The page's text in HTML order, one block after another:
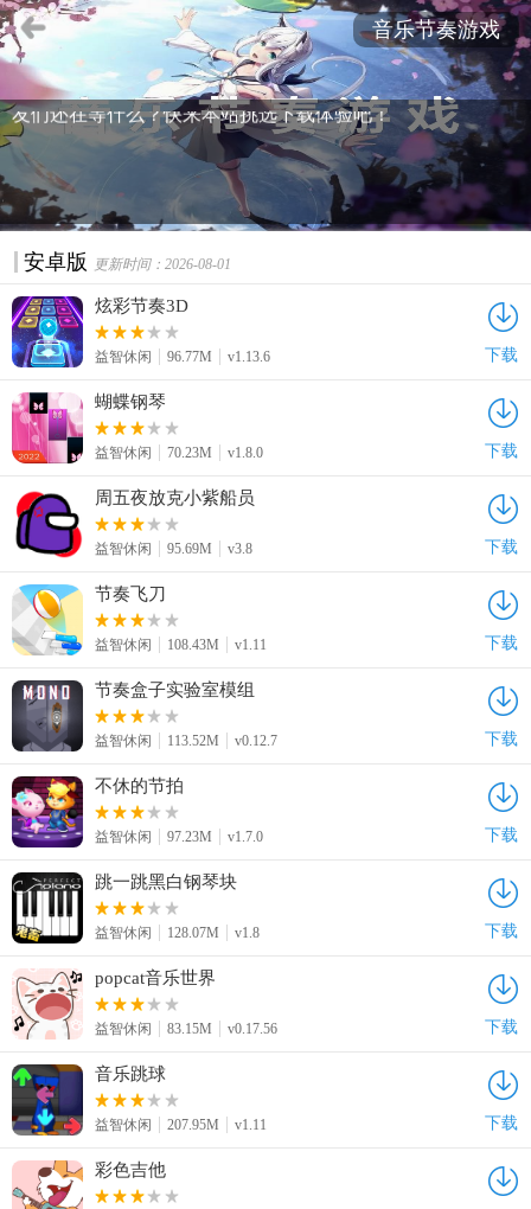
的游戏是什么？音乐节奏游戏一直都非常受玩家朋友的喜
爱，这类游戏拥有很多流行的音乐，节奏感十分强烈，也可
以锻炼自己手指的灵活度，对音乐节奏游戏感兴趣的玩家朋
友们还在等什么？快来本站挑选下载体验吧！
音乐节奏游戏
安卓版 更新时间：2026-08-01
炫彩节奏3D
益智休闲 96.77M v1.13.6 下载
蝴蝶钢琴
益智休闲 70.23M v1.8.0 下载
周五夜放克小紫船员
益智休闲 95.69M v3.8 下载
节奏飞刀
益智休闲 108.43M v1.11 下载
节奏盒子实验室模组
益智休闲 113.52M v0.12.7 下载
不休的节拍
益智休闲 97.23M v1.7.0 下载
跳一跳黑白钢琴块
益智休闲 128.07M v1.8 下载
popcat音乐世界
益智休闲 83.15M v0.17.56 下载
音乐跳球
益智休闲 207.95M v1.11 下载
彩色吉他